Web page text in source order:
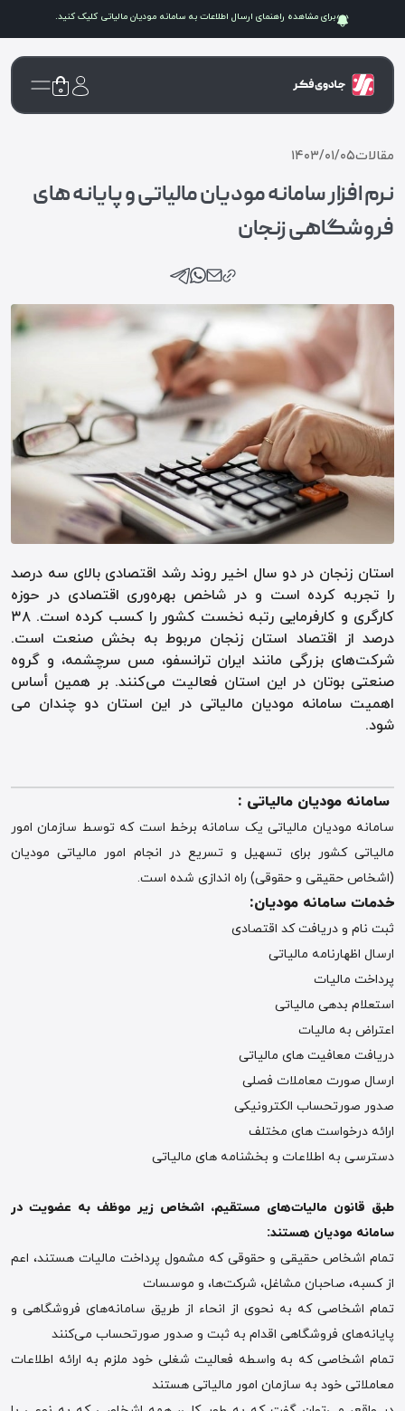
برای مشاهده راهنمای ارسال اطلاعات به سامانه مودیان مالیاتی کلیک کنید.
۰
مقالات۱۴۰۳/۰۱/۰۵
نرم افزار سامانه مودیان مالیاتی و پایانه های
فروشگاهی زنجان
استان زنجان در دو سال اخیر روند رشد اقتصادی بالای سه درصد
را تجربه کرده است و در شاخص بهره‌وری اقتصادی در حوزه
کارگری و کارفرمایی رتبه نخست کشور را کسب کرده است. ۳۸
درصد از اقتصاد استان زنجان مربوط به بخش صنعت است.
شرکت‌های بزرگی مانند ایران ترانسفو، مس سرچشمه، و گروه
صنعتی بوتان در این استان فعالیت می‌کنند. بر همین أساس
اهمیت سامانه مودیان مالیاتی در این استان دو چندان می
شود.
سامانه مودیان مالیاتی :
سامانه مودیان مالیاتی یک سامانه برخط است که توسط سازمان امور
مالیاتی کشور برای تسهیل و تسریع در انجام امور مالیاتی مودیان
(اشخاص حقیقی و حقوقی) راه اندازی شده است.
خدمات سامانه مودیان:
ثبت نام و دریافت کد اقتصادی
ارسال اظهارنامه مالیاتی
پرداخت مالیات
استعلام بدهی مالیاتی
اعتراض به مالیات
دریافت معافیت های مالیاتی
ارسال صورت معاملات فصلی
صدور صورتحساب الکترونیکی
ارائه درخواست های مختلف
دسترسی به اطلاعات و بخشنامه های مالیاتی
طبق قانون مالیات‌های مستقیم، اشخاص زیر موظف به عضویت در
سامانه مودیان هستند:
تمام اشخاص حقیقی و حقوقی که مشمول پرداخت مالیات هستند، اعم
از کسبه، صاحبان مشاغل، شرکت‌ها، و موسسات
تمام اشخاصی که به نحوی از انحاء از طریق سامانه‌های فروشگاهی و
پایانه‌های فروشگاهی اقدام به ثبت و صدور صورتحساب می‌کنند
تمام اشخاصی که به واسطه فعالیت شغلی خود ملزم به ارائه اطلاعات
معاملاتی خود به سازمان امور مالیاتی هستند